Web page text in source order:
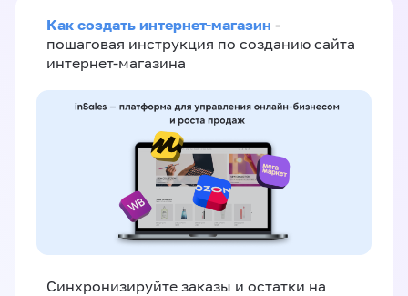
Как создать интернет-магазин -
пошаговая инструкция по созданию сайта
интернет-магазина
Синхронизируйте заказы и остатки на